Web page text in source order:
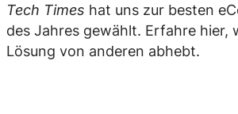
Tech Times hat uns zur besten
des Jahres gewählt. Erfahre hier,
Lösung von anderen abhebt.